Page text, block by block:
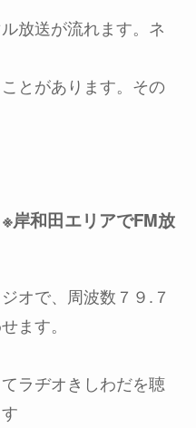
放送が流れます。ネ
とがあります。その
岸和田エリアでFM放
オで、周波数７９.７
ます。
ラヂオきしわだを聴